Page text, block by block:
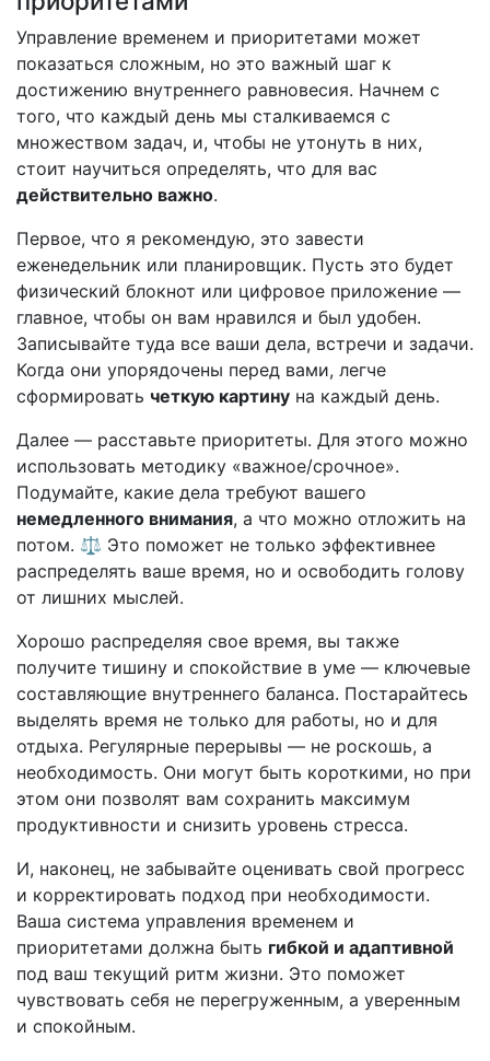
Управление временем и приоритетами может
показаться сложным, но это важный шаг к
достижению внутреннего равновесия. Начнем с
того, что каждый день мы сталкиваемся с
множеством задач, и, чтобы не утонуть в них,
стоит научиться определять, что для вас
действительно важно.
Первое, что я рекомендую, это завести
еженедельник или планировщик. Пусть это будет
физический блокнот или цифровое приложение —
главное, чтобы он вам нравился и был удобен.
Записывайте туда все ваши дела, встречи и задачи.
Когда они упорядочены перед вами, легче
сформировать четкую картину на каждый день.
Далее — расставьте приоритеты. Для этого можно
использовать методику «важное/срочное».
Подумайте, какие дела требуют вашего
немедленного внимания, а что можно отложить на
потом. ⚖️ Это поможет не только эффективнее
распределять ваше время, но и освободить голову
от лишних мыслей.
Хорошо распределяя свое время, вы также
получите тишину и спокойствие в уме — ключевые
составляющие внутреннего баланса. Постарайтесь
выделять время не только для работы, но и для
отдыха. Регулярные перерывы — не роскошь, а
необходимость. Они могут быть короткими, но при
этом они позволят вам сохранить максимум
продуктивности и снизить уровень стресса.
И, наконец, не забывайте оценивать свой прогресс
и корректировать подход при необходимости.
Ваша система управления временем и
приоритетами должна быть гибкой и адаптивной
под ваш текущий ритм жизни. Это поможет
чувствовать себя не перегруженным, а уверенным
и спокойным.